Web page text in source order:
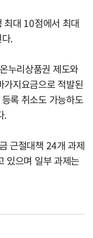
최대 10점에서 최대
.
누리상품권 제도와
지요금으로 적발된
록 취소도 가능하도
.
근절대책 24개 과제
있으며 일부 과제는